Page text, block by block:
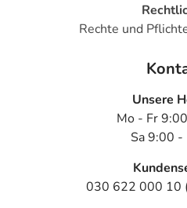
Rechte und
Unsere
Mo - Fr
Sa 9:00
030 622 000 10